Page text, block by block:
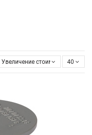
Увеличение стоимости 40